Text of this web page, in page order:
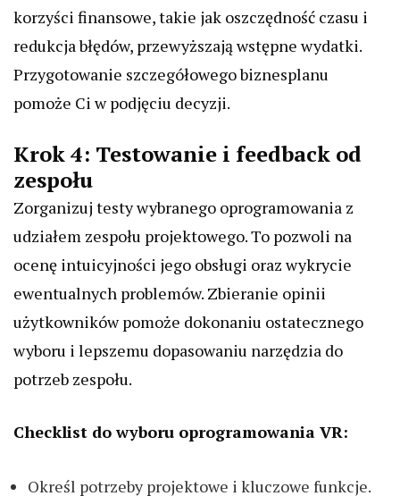
korzyści finansowe, takie jak oszczędność czasu i
redukcja błędów, przewyższają wstępne wydatki.
Przygotowanie szczegółowego biznesplanu
pomoże Ci w podjęciu decyzji.
Krok 4: Testowanie i feedback od
zespołu
Zorganizuj testy wybranego oprogramowania z
udziałem zespołu projektowego. To pozwoli na
ocenę intuicyjności jego obsługi oraz wykrycie
ewentualnych problemów. Zbieranie opinii
użytkowników pomoże dokonaniu ostatecznego
wyboru i lepszemu dopasowaniu narzędzia do
potrzeb zespołu.
Checklist do wyboru oprogramowania VR:
Określ potrzeby projektowe i kluczowe funkcje.